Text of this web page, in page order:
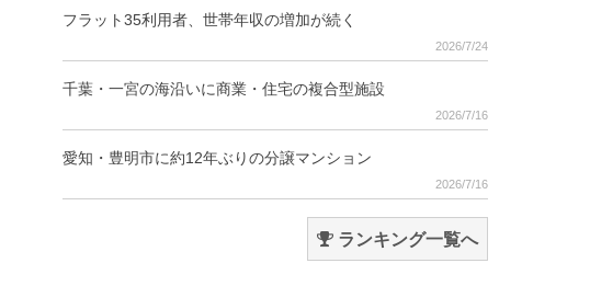
フラット35利用者、世帯年収の増加が続く
2026/7/24
千葉・一宮の海沿いに商業・住宅の複合型施設
2026/7/16
愛知・豊明市に約12年ぶりの分譲マンション
2026/7/16
ランキング一覧へ